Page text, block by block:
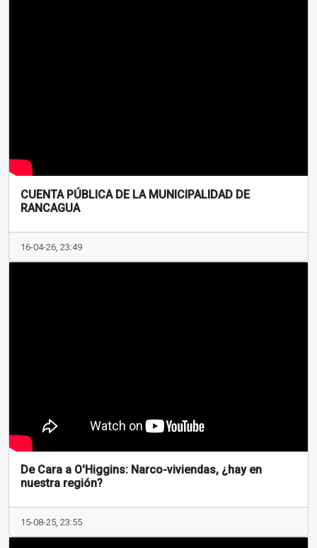
CUENTA PÚBLICA DE LA MUNICIPALIDAD DE
RANCAGUA
16-04-26, 23:49
De Cara a O'Higgins: Narco-viviendas, ¿hay en
nuestra región?
15-08-25, 23:55